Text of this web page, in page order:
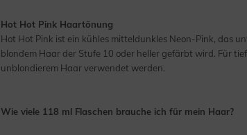
Hot Hot Pink Haartönung
Hot Hot Pink ist ein kühles mitteldunkles Neon-Pink, das
blondem Haar der Stufe 10 oder heller gefärbt wird. Für
unblondierem Haar verwendet werden.
Wie viele 118 ml Flaschen brauche ich für mein Haar?